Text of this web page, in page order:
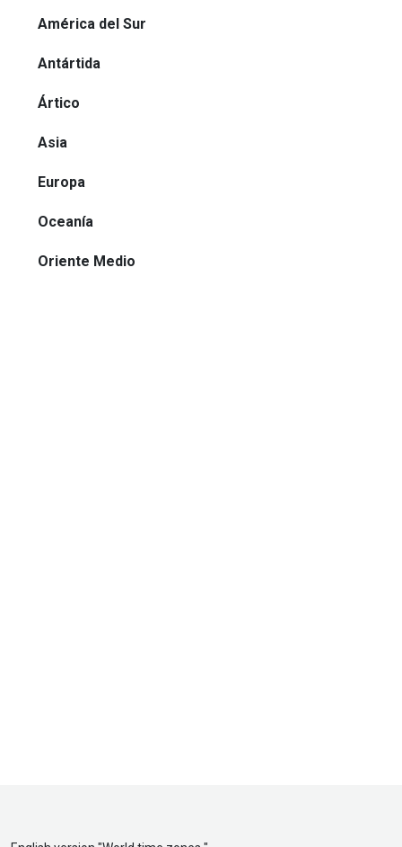
América del Sur
Antártida
Ártico
Asia
Europa
Oceanía
Oriente Medio